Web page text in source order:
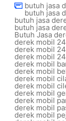
butuh jasa
butuh jasa
butuh jasa
butuh jasa
Butuh Jasa
derek mobil
derek mobil
derek mobil
derek mobil
derek mobil
derek mobil
derek mobil
derek mobil
derek mobil
derek mobil
derek mobil